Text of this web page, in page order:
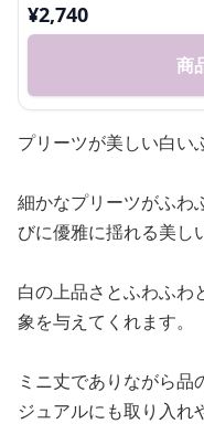
¥2,740
商
プリーツが美しい白い
細かなプリーツがふわ
びに優雅に揺れる美し
白の上品さとふわふわ
象を与えてくれます。
ミニ丈でありながら
ジュアルにも取り入れ